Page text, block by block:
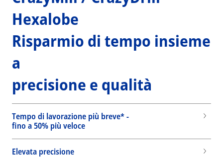
Hexalobe
Risparmio di tempo insieme
a
precisione e qualità
Tempo di lavorazione più breve* -
fino a 50% più veloce
Elevata precisione